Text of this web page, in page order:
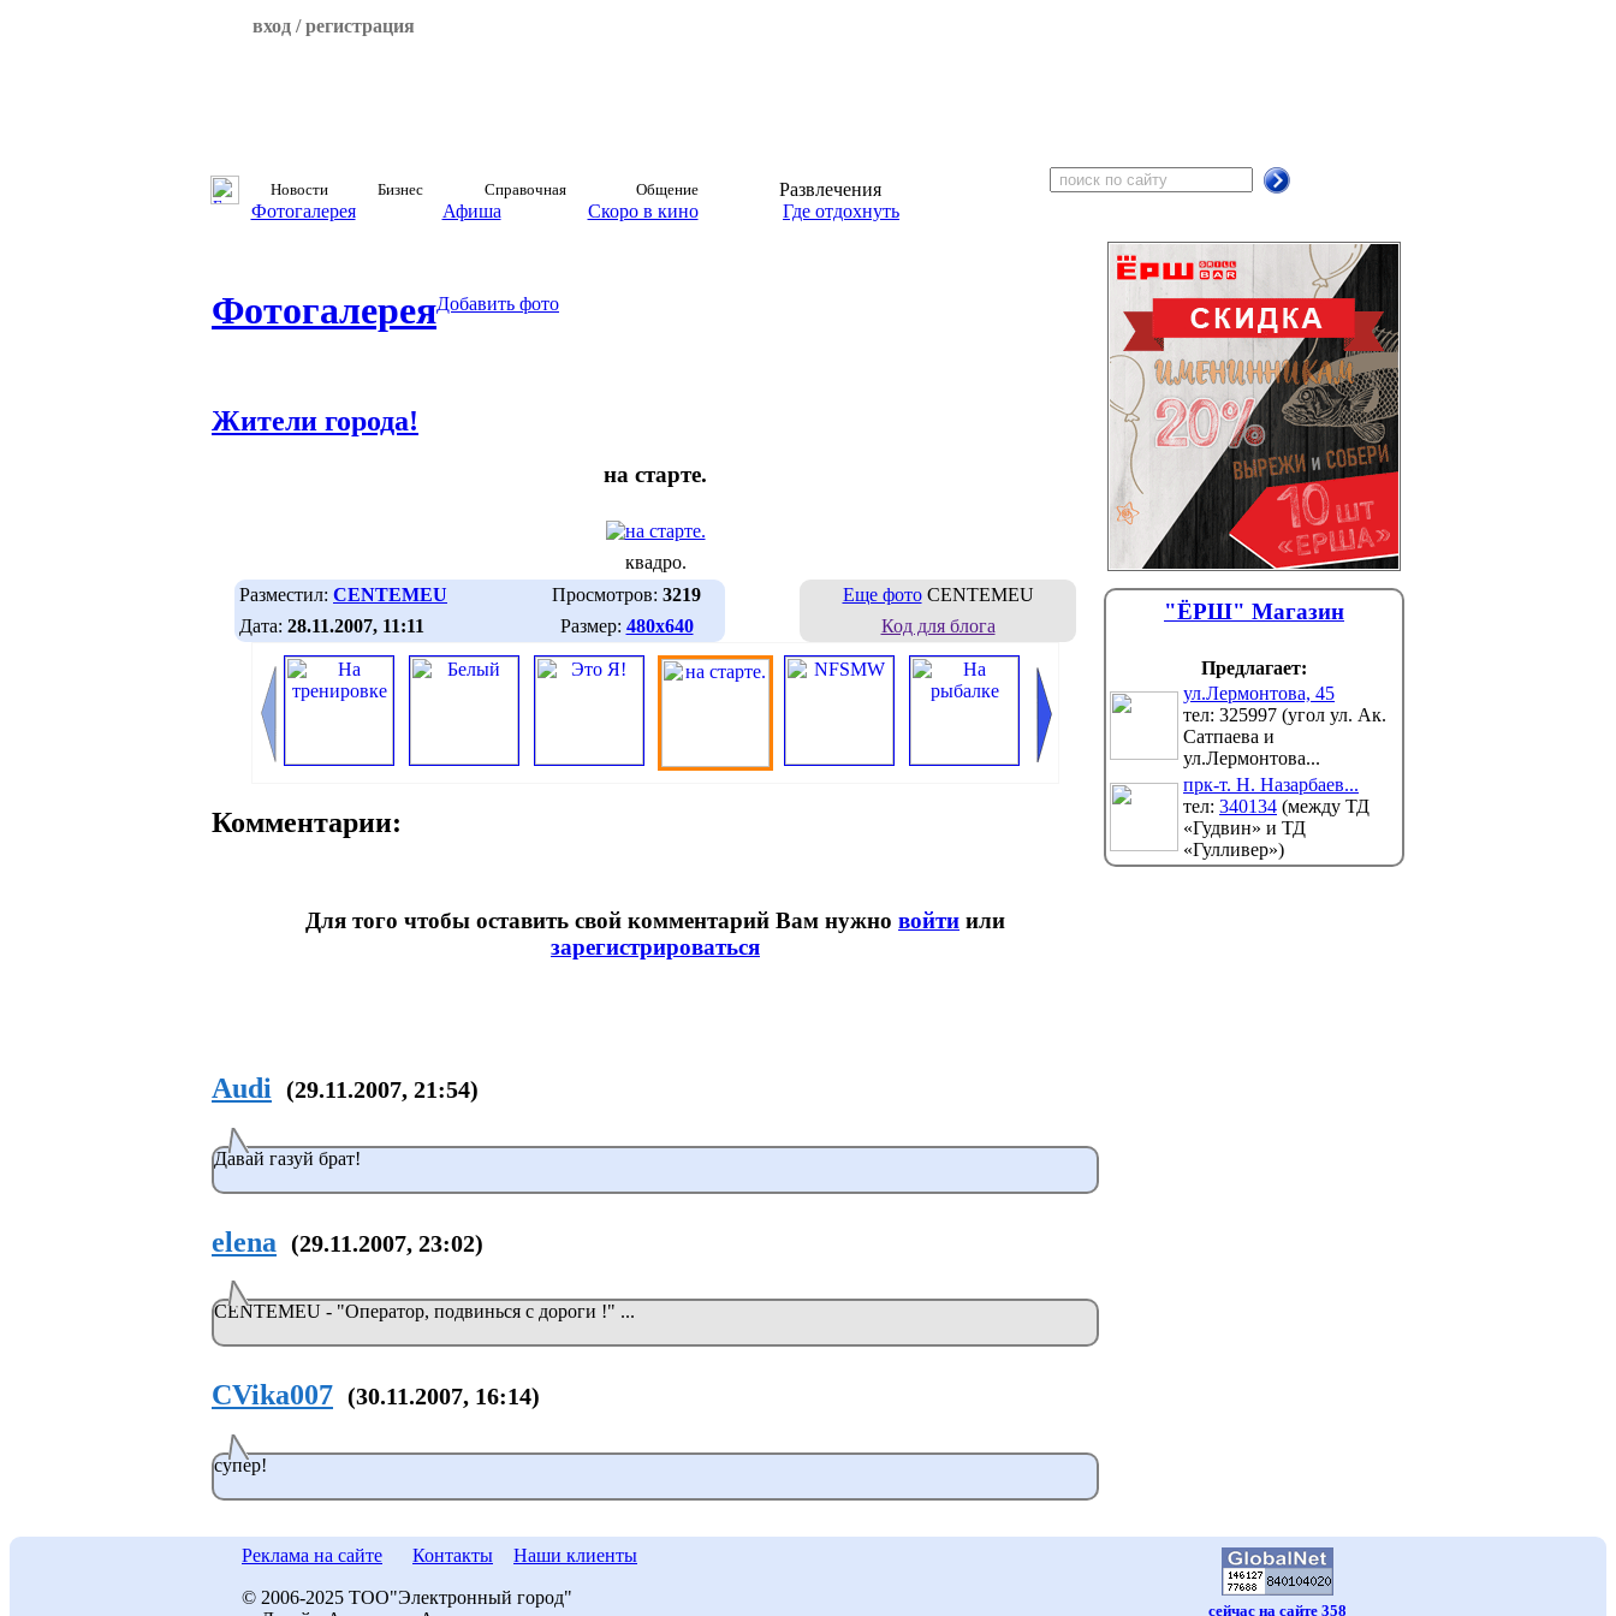
вход / регистрация
Новости Бизнес Справочная Общение
Развлечения
Фотогалерея
Афиша Скоро в кино Где отдохнуть
ФотогалереяДобавить фото
Жители города!
на старте.
квадро.
Разместил: CENTEMEU Просмотров: 3219
Дата: 28.11.2007, 11:11 Размер: 480х640
Еще фотоCENTEMEU
Код для блога
Комментарии:
Для того чтобы оставить свой комментарий Вам нужно войти или
зарегистрироваться
Audi (29.11.2007, 21:54)
Давай газуй брат!
elena (29.11.2007, 23:02)
CENTEMEU - "Оператор, подвинься с дороги !" ...
CVika007 (30.11.2007, 16:14)
супер!
"ЁРШ" Магазин
Предлагает:
ул.Лермонтова, 45
тел: 325997 (угол ул. Ак.
Сатпаева и
ул.Лермонтова...
прк-т. Н. Назарбаев...
тел: 340134 (между ТД
«Гудвин» и ТД
«Гулливер»)
Реклама на сайте Контакты Наши клиенты
сейчас на сайте 358
© 2006-2025 ТОО"Электронный город"